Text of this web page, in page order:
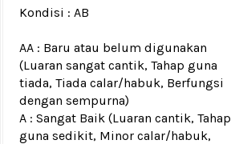
Kondisi : AB
AA : Baru atau belum digunakan
(Luaran sangat cantik, Tahap guna
tiada, Tiada calar/habuk, Berfungsi
dengan sempurna)
A : Sangat Baik (Luaran cantik, Tahap
guna sedikit, Minor calar/habuk,